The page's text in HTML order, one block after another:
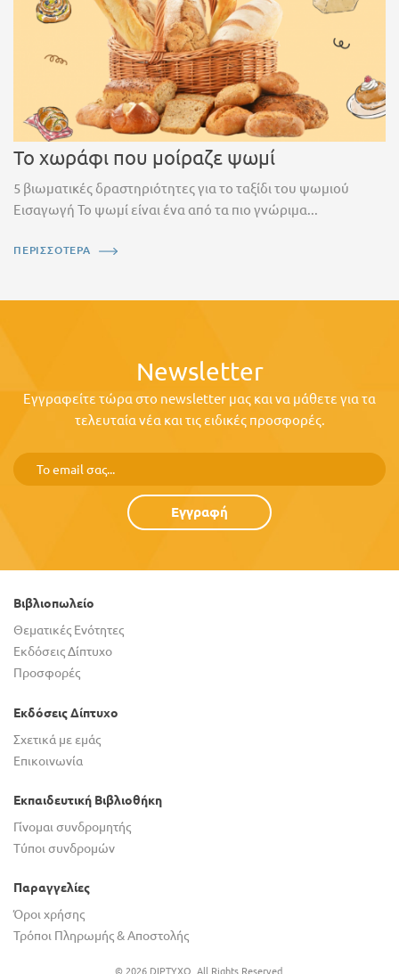
Το χωράφι που μοίραζε ψωμί
5 βιωματικές δραστηριότητες για το ταξίδι του ψωμιού
Εισαγωγή Το ψωμί είναι ένα από τα πιο γνώριμα...
ΠΕΡΙΣΣΟΤΕΡΑ
Newsletter
Εγγραφείτε τώρα στο newsletter μας και να μάθετε για τα
τελευταία νέα και τις ειδικές προσφορές.
Εγγραφή
Βιβλιοπωλείο
Θεματικές Ενότητες
Εκδόσεις Δίπτυχο
Προσφορές
Εκδόσεις Δίπτυχο
Σχετικά με εμάς
Επικοινωνία
Εκπαιδευτική Βιβλιοθήκη
Γίνομαι συνδρομητής
Τύποι συνδρομών
Παραγγελίες
Όροι χρήσης
Τρόποι Πληρωμής & Αποστολής
© 2026 DIPTYXO. All Rights Reserved.